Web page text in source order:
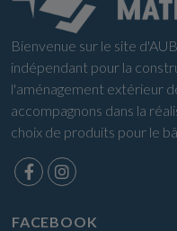
Bienvenue sur le site
indépendant pour la
l'aménagement extérieur
accompagnons dans la
choix de produits pour le
FACEBOOK